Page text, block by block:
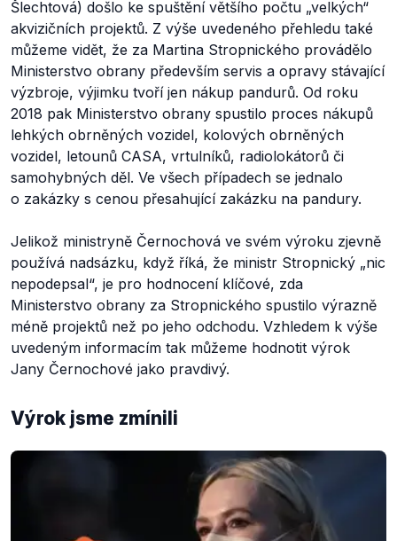
Šlechtová) došlo ke spuštění většího počtu „velkých“
akvizičních projektů. Z výše uvedeného přehledu také
můžeme vidět, že za Martina Stropnického provádělo
Ministerstvo obrany především servis a opravy stávající
výzbroje, výjimku tvoří jen nákup pandurů. Od roku
2018 pak Ministerstvo obrany spustilo proces nákupů
lehkých obrněných vozidel, kolových obrněných
vozidel, letounů CASA, vrtulníků, radiolokátorů či
samohybných děl. Ve všech případech se jednalo
o zakázky s cenou přesahující zakázku na pandury.
Jelikož ministryně Černochová ve svém výroku zjevně
používá nadsázku, když říká, že ministr Stropnický „nic
nepodepsal“, je pro hodnocení klíčové, zda
Ministerstvo obrany za Stropnického spustilo výrazně
méně projektů než po jeho odchodu. Vzhledem k výše
uvedeným informacím tak můžeme hodnotit výrok
Jany Černochové jako pravdivý.
Výrok jsme zmínili